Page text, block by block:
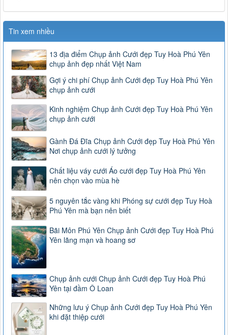
Tin xem nhiều
13 địa điểm Chụp ảnh Cưới đẹp Tuy Hoà Phú Yên
chụp ảnh đẹp nhất Việt Nam
Gợi ý chi phí Chụp ảnh Cưới đẹp Tuy Hoà Phú Yên
chụp ảnh cưới
Kinh nghiệm Chụp ảnh Cưới đẹp Tuy Hoà Phú Yên
chụp ảnh cưới
Gành Đá Đĩa Chụp ảnh Cưới đẹp Tuy Hoà Phú Yên
Nơi chụp ảnh cưới lý tưởng
Chất liệu váy cưới Áo cưới đẹp Tuy Hoà Phú Yên
nên chọn vào mùa hè
5 nguyên tắc vàng khi Phóng sự cưới đẹp Tuy Hoà
Phú Yên mà bạn nên biết
Bãi Môn Phú Yên Chụp ảnh Cưới đẹp Tuy Hoà Phú
Yên lãng mạn và hoang sơ
Chụp ảnh cưới Chụp ảnh Cưới đẹp Tuy Hoà Phú
Yên tại đầm Ô Loan
Những lưu ý Chụp ảnh Cưới đẹp Tuy Hoà Phú Yên
khi đặt thiệp cưới